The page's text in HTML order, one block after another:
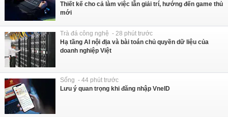
Thiết kế cho cả làm việc lẫn giải trí, hướng đến game thủ
mới
Trà đá công nghệ - 28 phút trước
Hạ tầng AI nội địa và bài toán chủ quyền dữ liệu của
doanh nghiệp Việt
Sống - 44 phút trước
Lưu ý quan trọng khi đăng nhập VneID